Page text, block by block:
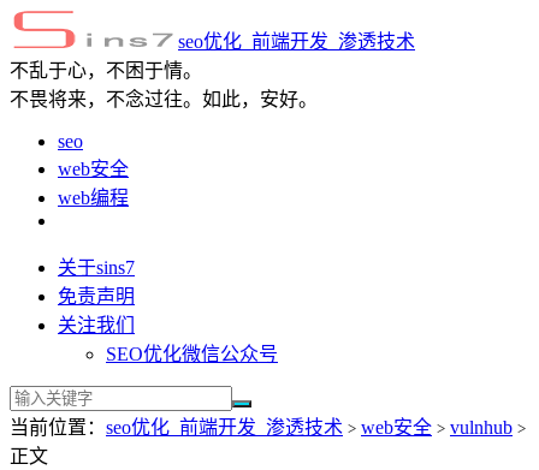
seo优化_前端开发_渗透技术
不乱于心，不困于情。
不畏将来，不念过往。如此，安好。
seo
web安全
web编程
关于sins7
免责声明
关注我们
SEO优化微信公众号
当前位置： seo优化_前端开发_渗透技术 > web安全 > vulnhub >
正文